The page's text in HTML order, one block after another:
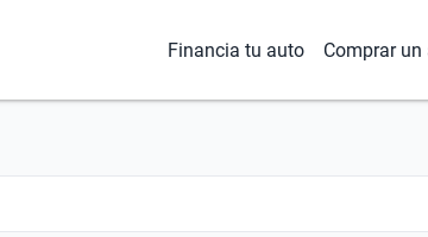
Financia tu auto Comprar un